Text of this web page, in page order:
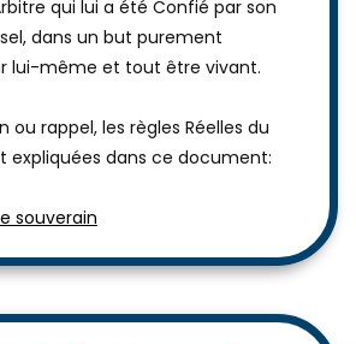
qui lui a été Confié par son
dans un but purement
lui-même et tout être vivant.
ou rappel, les règles Réelles du
expliquées dans ce document:
souverain